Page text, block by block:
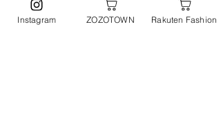
【2026年春夏新色追加】
華やかでガーリーな花柄が目を惹く‼キャミ
Instagram ZOZOTOWN Rakuten Fashion